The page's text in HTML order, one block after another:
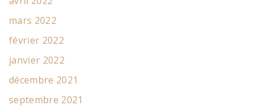
mars 2022
février 2022
janvier 2022
décembre 2021
septembre 2021